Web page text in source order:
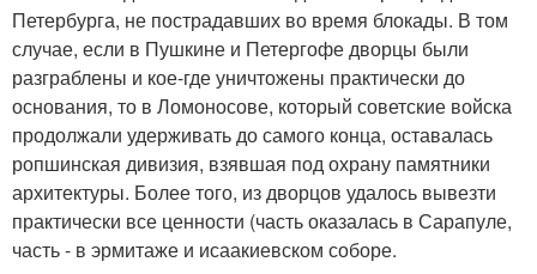
Петербурга, не пострадавших во время блокады. В том
случае, если в Пушкине и Петергофе дворцы были
разграблены и кое-где уничтожены практически до
основания, то в Ломоносове, который советские войска
продолжали удерживать до самого конца, оставалась
ропшинская дивизия, взявшая под охрану памятники
архитектуры. Более того, из дворцов удалось вывезти
практически все ценности (часть оказалась в Сарапуле,
часть - в эрмитаже и исаакиевском соборе.